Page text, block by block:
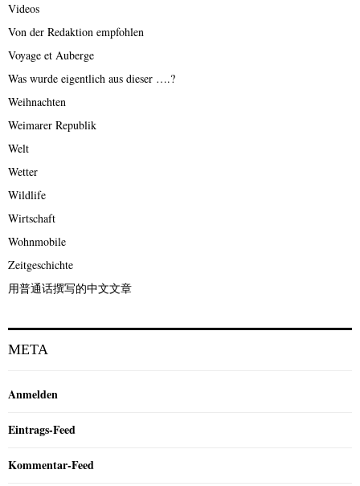
Videos
Von der Redaktion empfohlen
Voyage et Auberge
Was wurde eigentlich aus dieser ….?
Weihnachten
Weimarer Republik
Welt
Wetter
Wildlife
Wirtschaft
Wohnmobile
Zeitgeschichte
用普通话撰写的中文文章
META
Anmelden
Eintrags-Feed
Kommentar-Feed